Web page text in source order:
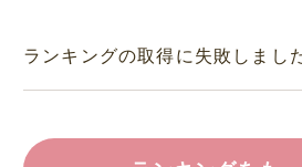
ランキングの取得に失敗しました